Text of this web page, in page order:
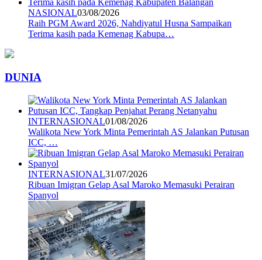
NASIONAL03/08/2026
Raih PGM Award 2026, Nahdiyatul Husna Sampaikan
Terima kasih pada Kemenag Kabupa…
DUNIA
INTERNASIONAL01/08/2026
Walikota New York Minta Pemerintah AS Jalankan Putusan
ICC, …
INTERNASIONAL31/07/2026
Ribuan Imigran Gelap Asal Maroko Memasuki Perairan
Spanyol